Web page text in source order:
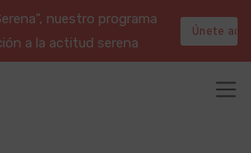
nuestro programa
a la actitud serena
Únete aquí